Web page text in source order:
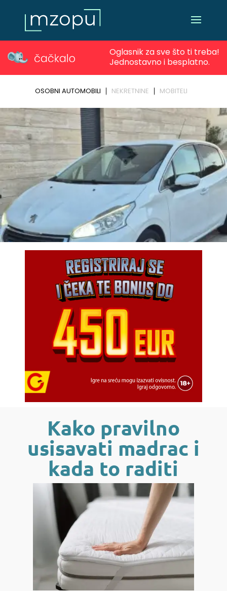
Kako pravilno
usisavati madrac i
kada to raditi